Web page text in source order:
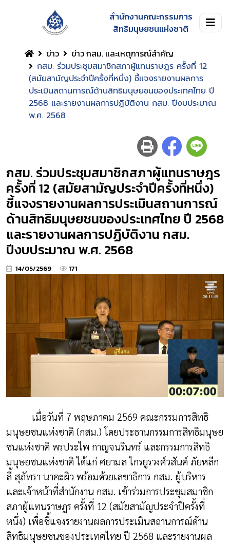
สำนักงานคณะกรรมการ
สิทธิมนุษยชนแห่งชาติ
ข่าว
ข่าว กสม. และเหตุการณ์สำคัญ
กสม. ร่วมประชุมสมาชิกสภาผู้แทนราษฎร ครั้งที่ 12
(สมัยสามัญประจำปีครั้งที่หนึ่ง) ชี้แจงรายงานผลการ
ประเมินสถานการณ์ด้านสิทธิมนุษยชนของประเทศไทย ปี
2568 และรายงานผลการปฏิบัติงาน กสม. ปีงบประมาณ
พ.ศ. 2568
กสม. ร่วมประชุมสมาชิกสภาผู้แทนราษฎร
ครั้งที่ 12 (สมัยสามัญประจำปีครั้งที่หนึ่ง)
ชี้แจงรายงานผลการประเมินสถานการณ์
ด้านสิทธิมนุษยชนของประเทศไทย ปี 2568
และรายงานผลการปฏิบัติงาน กสม.
ปีงบประมาณ พ.ศ. 2568
14/05/2569 171
เมื่อวันที่ 7 พฤษภาคม 2569 คณะกรรมการสิทธิ
มนุษยชนแห่งชาติ (กสม.) โดยประธานกรรมการสิทธิมนุษย
ชนแห่งชาติ พรประไพ กาญจนรินทร์ และกรรมการสิทธิ
มนุษยชนแห่งชาติ ได้แก่ ศยามล ไกรยูรวงศ์วสันต์ ภัยหลีก
ลี้ สุภัทรา นาคะผิว พร้อมด้วยเลขาธิการ กสม. ผู้บริหาร
และเจ้าหน้าที่สำนักงาน กสม. เข้าร่วมการประชุมสมาชิก
สภาผู้แทนราษฎร ครั้งที่ 12 (สมัยสามัญประจำปีครั้งที่
หนึ่ง) เพื่อชี้แจงรายงานผลการประเมินสถานการณ์ด้าน
สิทธิมนุษยชนของประเทศไทย ปี 2568 และรายงานผล